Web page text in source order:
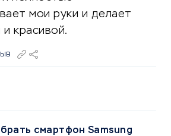
мои руки и делает
красивой.
смартфон Samsung